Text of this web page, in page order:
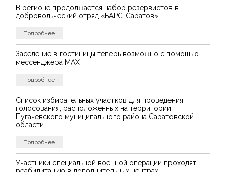
В регионе продолжается набор резервистов в
добровольческий отряд «БАРС-Саратов»
Подробнее
Заселение в гостиницы теперь возможно с помощью
мессенджера MAX
Подробнее
Список избирательных участков для проведения
голосования, расположенных на территории
Пугачевского муниципального района Саратовской
области
Подробнее
Участники специальной военной операции проходят